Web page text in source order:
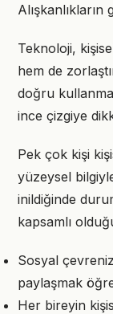
Teknoloji,
hem de
doğru
ince çizgiye
Pek çok kişi
yüzeysel
inildiğinde
kapsamlı
Sosyal
paylaşmak
Her bireyin